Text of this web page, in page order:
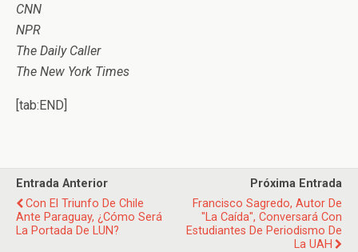
CNN
NPR
The Daily Caller
The New York Times
[tab:END]
Entrada Anterior
Con El Triunfo De Chile
Ante Paraguay, ¿cómo Será
La Portada De LUN?
Próxima Entrada
Francisco Sagredo, Autor De
"La Caída", Conversará Con
Estudiantes De Periodismo De
La UAH